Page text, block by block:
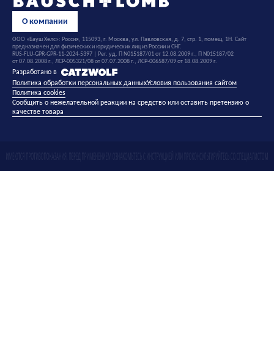
О компании
ООО «Бауш Хелс»: Россия, 115093, г. Москва, ул. Павловская, д. 7, стр. 1, помещ. 1Н. Сайт
предназначен для физических и юридических лиц из России и СНГ.
RUS-FLU-GPR-GPR-11-2024-5397 | Рег. уд. П N015187/01 от 12.08.2009 г., П N015187/02
от 07.08.2008 г., ЛСР-005321/08 от 07.07.2008 г., ЛСР-006587/09 от 18.08.2009 г.
Разработано в
Политика обработки персональных данныхУсловия пользования сайтом
Политика cookies
Сообщить о нежелательной реакции на средство или оставить претензию о
качестве товара